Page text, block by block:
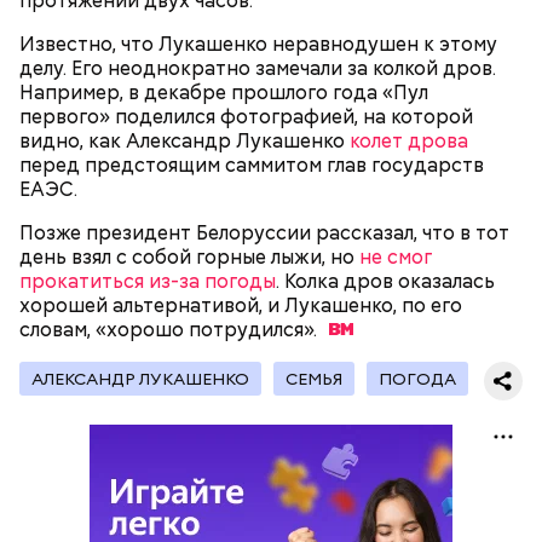
Известно, что Лукашенко неравнодушен к этому
делу. Его неоднократно замечали за колкой дров.
Например, в декабре прошлого года «Пул
первого» поделился фотографией, на которой
видно, как Александр Лукашенко колет дрова
перед предстоящим саммитом глав государств
ЕАЭС.
Позже президент Белоруссии рассказал, что в тот
день взял с собой горные лыжи, но не смог
прокатиться из-за погоды. Колка дров оказалась
хорошей альтернативой, и Лукашенко, по его
словам, «хорошо потрудился».
АЛЕКСАНДР ЛУКАШЕНКО СЕМЬЯ ПОГОДА
Остров Сокотра, Йемен
В отличие от остальных супермиллиардеров Стив
Он находился на посту менеджера, занимался
наймом персонала и продажей продуктов. В 2000
году Балмер сменил Билла Гейтса на посту
генерального директора. Им он оставался до 2014
года, после чего ушел с поста, но остался
держателем акций компании. Сейчас его состояние
оценивается в 126 миллиардов долларов.